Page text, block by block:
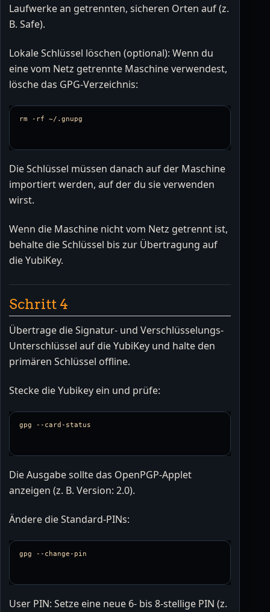
Laufwerke an getrennten, sicheren Orten auf (z.
B. Safe).
Lokale Schlüssel löschen (optional): Wenn du
eine vom Netz getrennte Maschine verwendest,
lösche das GPG-Verzeichnis:
rm -rf
Die Schlüssel müssen danach auf der Maschine
importiert werden, auf der du sie verwenden
wirst.
Wenn die Maschine nicht vom Netz getrennt ist,
behalte die Schlüssel bis zur Übertragung auf
die YubiKey.
Schritt 4
Übertrage die Signatur- und Verschlüsselungs-
Unterschlüssel auf die YubiKey und halte den
primären Schlüssel offline.
Stecke die Yubikey ein und prüfe:
gpg --card-status
Die Ausgabe sollte das OpenPGP-Applet
anzeigen (z. B. Version: 2.0).
Ändere die Standard-PINs:
gpg --change-pin
User PIN: Setze eine neue 6- bis 8-stellige PIN (z.